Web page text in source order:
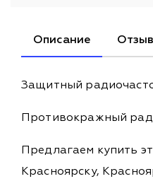
Описание
Защитный
Противокражный
Предлагаем купить
Красноярску,